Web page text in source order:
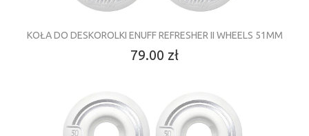
KOŁA DO DESKOROLKI ENUFF REFRESHER II WHEELS 51MM
79.00 zł